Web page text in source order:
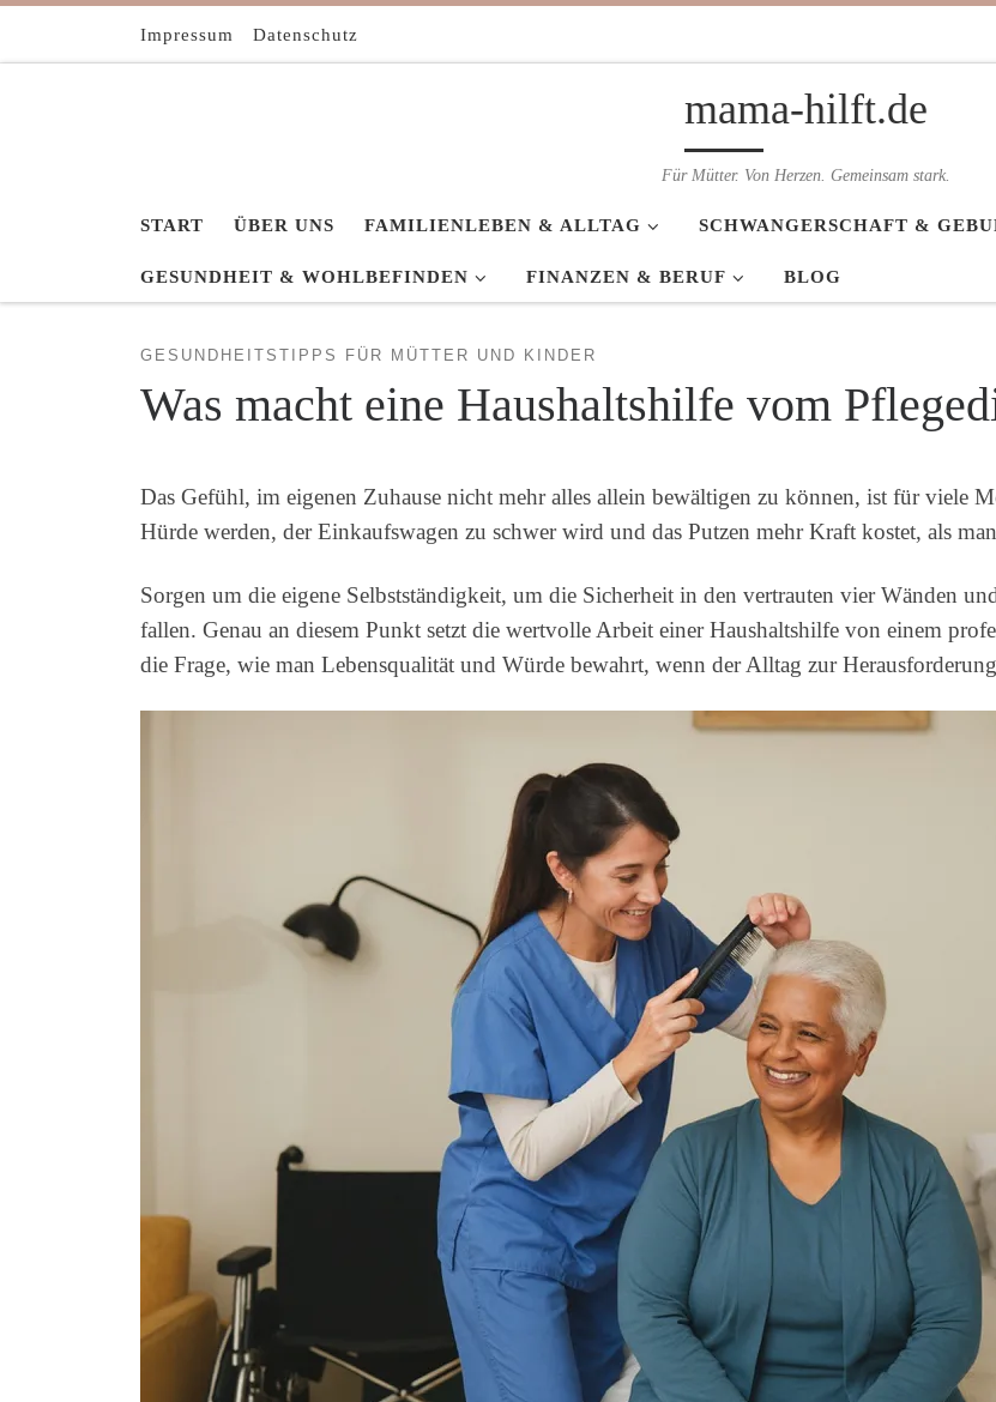
Zum Inhalt springen
Impressum Datenschutz
mama-hilft.de
Für Mütter. Von Herzen. Gemeinsam stark.
START ÜBER UNS FAMILIENLEBEN & ALLTAG SCHWANGERSCHAFT &
GESUNDHEIT & WOHLBEFINDEN FINANZEN & BERUF BLOG
GESUNDHEITSTIPPS FÜR MÜTTER UND KINDER
Was macht eine Haushaltshilfe vom
Das Gefühl, im eigenen Zuhause nicht mehr alles allein bewältigen zu können, ist für viele
Hürde werden, der Einkaufswagen zu schwer wird und das Putzen mehr Kraft kostet, als
Sorgen um die eigene Selbstständigkeit, um die Sicherheit in den vertrauten vier Wänden
fallen. Genau an diesem Punkt setzt die wertvolle Arbeit einer Haushaltshilfe von einem
die Frage, wie man Lebensqualität und Würde bewahrt, wenn der Alltag zur